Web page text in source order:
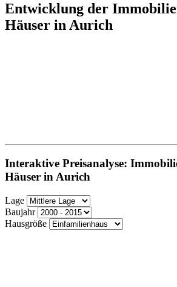
Entwicklung der
Häuser in Aurich
Interaktive Preisanalyse:
Häuser in Aurich
Lage
Baujahr
Hausgröße